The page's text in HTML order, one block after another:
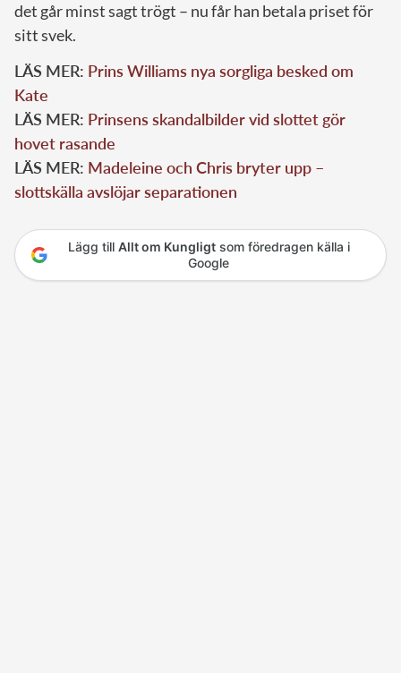
det går minst sagt trögt – nu får han betala priset för
sitt svek.
LÄS MER: Prins Williams nya sorgliga besked om
Kate
LÄS MER: Prinsens skandalbilder vid slottet gör
hovet rasande
LÄS MER: Madeleine och Chris bryter upp –
slottskälla avslöjar separationen
Lägg till Allt om Kungligtsom föredragen källa i
Google